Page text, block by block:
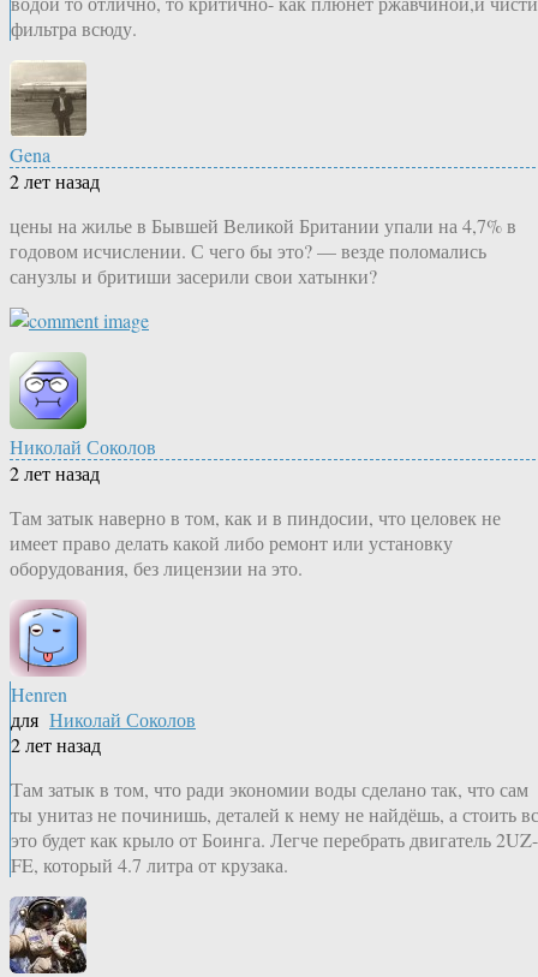
фильтра всюду.
Gena
2 лет назад
цены на жилье в Бывшей Великой Британии упали на 4,7% в
годовом исчислении. С чего бы это? — везде поломались
санузлы и бритиши засерили свои хатынки?
Николай Соколов
2 лет назад
Там затык наверно в том, как и в пиндосии, что целовек не
имеет право делать какой либо ремонт или установку
оборудования, без лицензии на это.
Henren
для Николай Соколов
2 лет назад
Там затык в том, что ради экономии воды сделано так, что сам
ты унитаз не починишь, деталей к нему не найдёшь, а стоить
это будет как крыло от Боинга. Легче перебрать двигатель 2UZ-
FE, который 4.7 литра от крузака.